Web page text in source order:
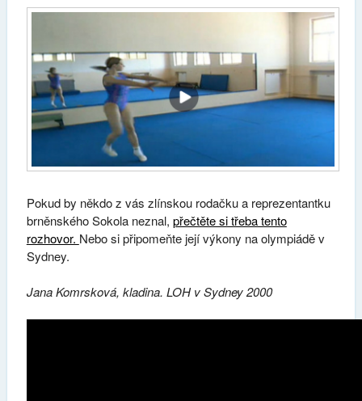
Pokud by někdo z vás zlínskou rodačku a reprezentantku
brněnského Sokola neznal, přečtěte si třeba tento
rozhovor. Nebo si připomeňte její výkony na olympiádě v
Sydney.
Jana Komrsková, kladina. LOH v Sydney 2000